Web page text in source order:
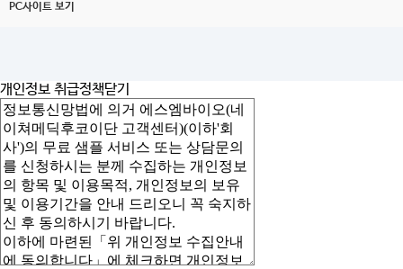
PC사이트 보기
개인정보 취급정책닫기